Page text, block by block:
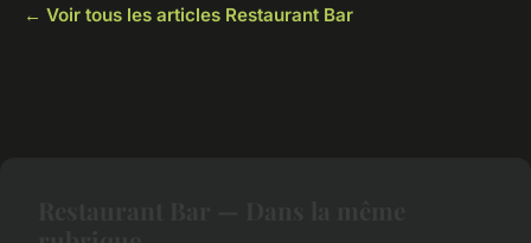
← Voir tous les articles Restaurant Bar